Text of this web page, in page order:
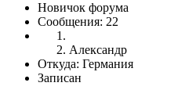
Новичок форума
Сообщения: 22
Александр
Откуда: Германия
Записан